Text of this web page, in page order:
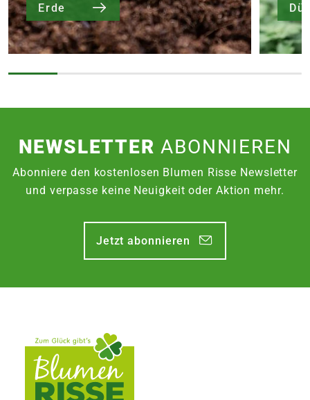
Erde
NEWSLETTERABONNIEREN
Abonniere den kostenlosen Blumen Risse Newsletter
und verpasse keine Neuigkeit oder Aktion mehr.
Jetzt abonnieren